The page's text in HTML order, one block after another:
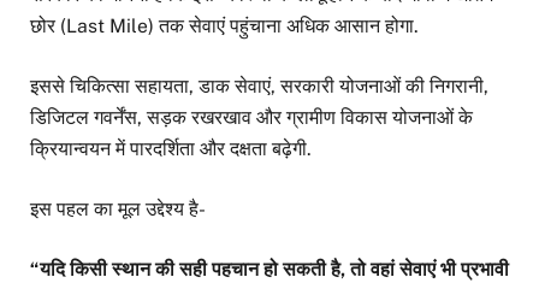
छोर (Last Mile) तक सेवाएं पहुंचाना अधिक आसान होगा.
इससे चिकित्सा सहायता, डाक सेवाएं, सरकारी योजनाओं की निगरानी,
डिजिटल गवर्नेंस, सड़क रखरखाव और ग्रामीण विकास योजनाओं के
क्रियान्वयन में पारदर्शिता और दक्षता बढ़ेगी.
इस पहल का मूल उद्देश्य है-
“यदि किसी स्थान की सही पहचान हो सकती है, तो वहां सेवाएं भी प्रभावी